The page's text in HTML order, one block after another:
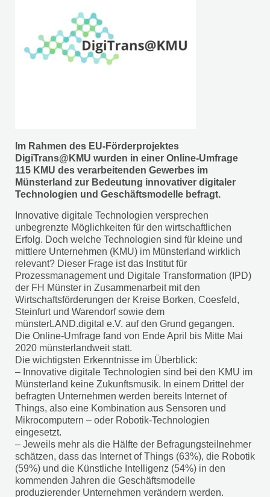
Im Rahmen des EU-Förderprojektes
DigiTrans@KMU wurden in einer Online-Umfrage
115 KMU des verarbeitenden Gewerbes im
Münsterland zur Bedeutung innovativer digitaler
Technologien und Geschäftsmodelle befragt.
Innovative digitale Technologien versprechen
unbegrenzte Möglichkeiten für den wirtschaftlichen
Erfolg. Doch welche Technologien sind für kleine und
mittlere Unternehmen (KMU) im Münsterland wirklich
relevant? Dieser Frage ist das Institut für
Prozessmanagement und Digitale Transformation (IPD)
der FH Münster in Zusammenarbeit mit den
Wirtschaftsförderungen der Kreise Borken, Coesfeld,
Steinfurt und Warendorf sowie dem
münsterLAND.digital e.V. auf den Grund gegangen.
Die Online-Umfrage fand von Ende April bis Mitte Mai
2020 münsterlandweit statt.
Die wichtigsten Erkenntnisse im Überblick:
– Innovative digitale Technologien sind bei den KMU im
Münsterland keine Zukunftsmusik. In einem Drittel der
befragten Unternehmen werden bereits Internet of
Things, also eine Kombination aus Sensoren und
Mikrocomputern – oder Robotik-Technologien
eingesetzt.
– Jeweils mehr als die Hälfte der Befragungsteilnehmer
schätzen, dass das Internet of Things (63%), die Robotik
(59%) und die Künstliche Intelligenz (54%) in den
kommenden Jahren die Geschäftsmodelle
produzierender Unternehmen verändern werden.